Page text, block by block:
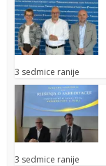
3 sedmice ranije
3 sedmice ranije